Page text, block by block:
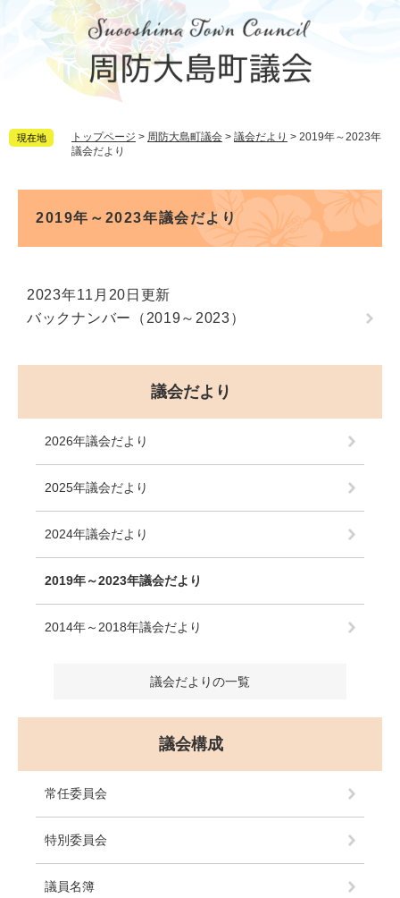
す。
し
現在地 トップページ > 周防大島町議会 > 議会だより > 2019年～2023年
議会だより
2019年～2023年議会だより
2023年11月20日更新
バックナンバー（2019～2023）
議会だより
2026年議会だより
2025年議会だより
2024年議会だより
2019年～2023年議会だより
2014年～2018年議会だより
議会だよりの一覧
議会構成
常任委員会
特別委員会
議員名簿